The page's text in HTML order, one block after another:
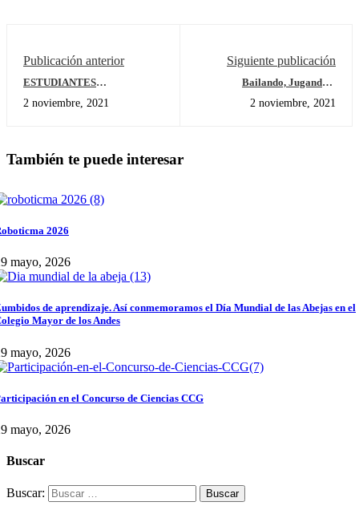
Publicación anterior
ESTUDIANTES
2 noviembre, 2021
Siguiente publicación
Bailando, Jugando y
Corporal
2 noviembre, 2021
También te puede interesar
2026
mayo, 2026
de aprendizaje. Así conmemoramos el Día Mundial de las Abejas en el
Mayor de los Andes
mayo, 2026
en el Concurso de Ciencias CCG
mayo, 2026
Buscar
Buscar: